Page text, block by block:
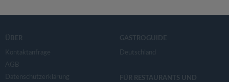
ÜBER
Kontaktanfrage
AGB
Datenschutzerklärung
GASTROGUIDE
Deutschland
FÜR RESTAURANTS UND